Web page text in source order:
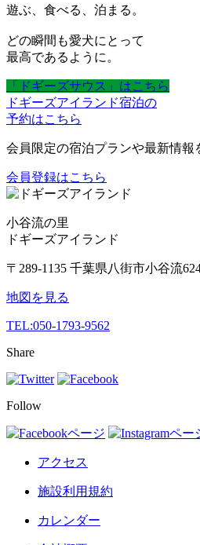
遊ぶ、食べる、泊まる。
どの瞬間も愛犬にとって
最高であるように。
「ドギーズサウス」はこちら
ドギーズアイランド宿泊の
予約はこちら
会員限定の宿泊プランや最新情報
会員登録はこちら
小谷流の里
ドギーズアイランド
〒289-1135 千葉県八街市小谷流
地図を見る
TEL:050-1793-9562
Share
Follow
アクセス
施設利用規約
カレンダー